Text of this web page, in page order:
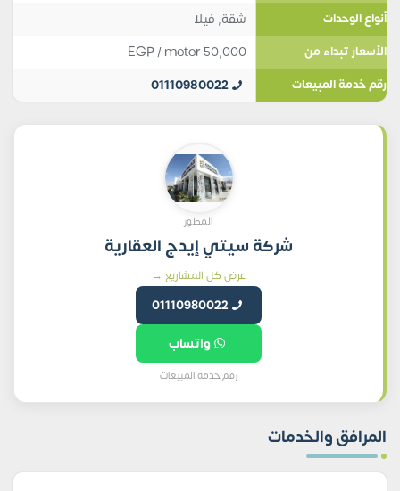
أنواع الوحدات شقة, فيلا
الأسعار تبداء من 50,000
EGP/ meter
رقم خدمة المبيعات 01110980022
المطور
شركة سيتي إيدج العقارية
عرض كل المشاريع →
01110980022
واتساب
رقم خدمة المبيعات
المرافق والخدمات